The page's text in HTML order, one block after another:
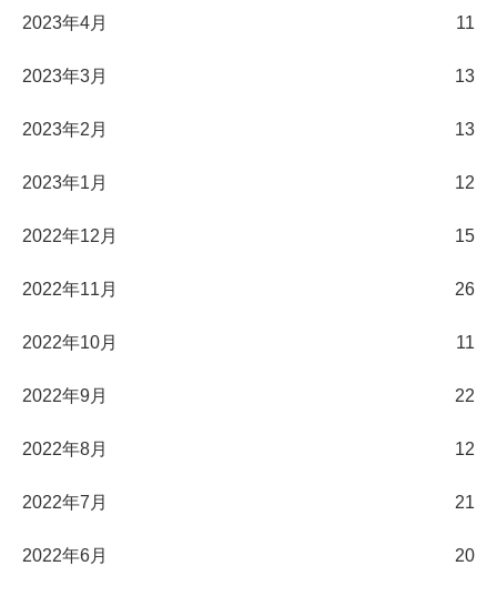
2023年4月 11
2023年3月 13
2023年2月 13
2023年1月 12
2022年12月 15
2022年11月 26
2022年10月 11
2022年9月 22
2022年8月 12
2022年7月 21
2022年6月 20